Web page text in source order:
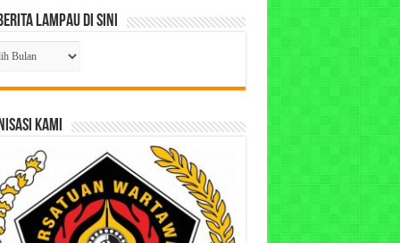
Lampau di Sini
KAMI